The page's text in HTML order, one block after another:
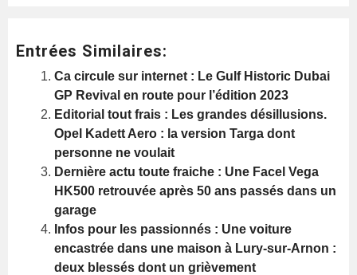
Entrées Similaires:
Ca circule sur internet : Le Gulf Historic Dubai
GP Revival en route pour l’édition 2023
Editorial tout frais : Les grandes désillusions.
Opel Kadett Aero : la version Targa dont
personne ne voulait
Dernière actu toute fraiche : Une Facel Vega
HK500 retrouvée après 50 ans passés dans un
garage
Infos pour les passionnés : Une voiture
encastrée dans une maison à Lury-sur-Arnon :
deux blessés dont un grièvement